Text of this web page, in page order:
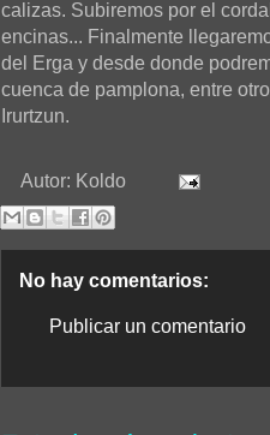
calizas. Subiremos por el
encinas... Finalmente
del Erga y desde donde
cuenca de pamplona, entre
Irurtzun.
Autor: Koldo
No hay comentarios:
Publicar un comentario